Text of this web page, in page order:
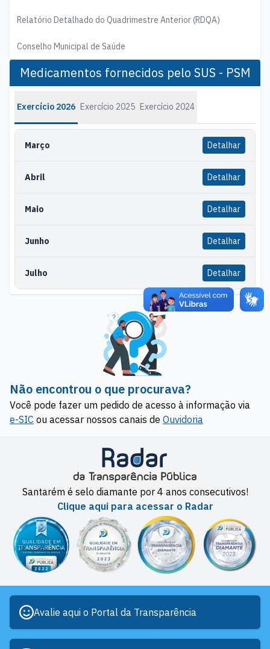
Relatório Detalhado do Quadrimestre Anterior (RDQA)
Conselho Municipal de Saúde
Medicamentos fornecidos pelo SUS - PSM
Exercício 2026 Exercício 2025 Exercício 2024
Março Detalhar
Abril Detalhar
Maio Detalhar
Junho Detalhar
Julho Detalhar
Não encontrou o que procurava?
Você pode fazer um pedido de acesso à informação via
e-SIC ou acessar nossos canais de Ouvidoria
Santarém é selo diamante por 4 anos consecutivos!
Clique aqui para acessar o Radar
Avalie aqui o Portal da Transparência